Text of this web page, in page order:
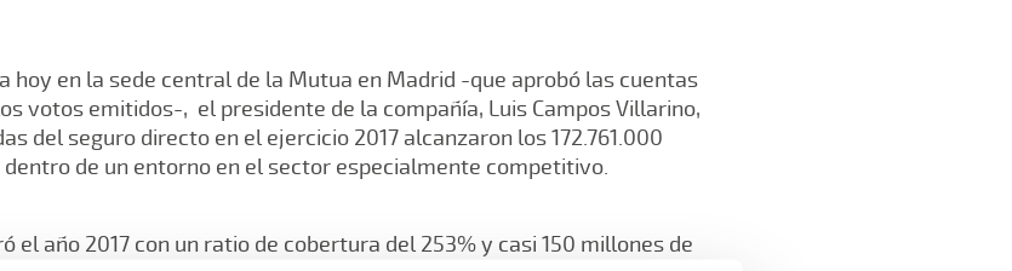
hoy en la sede central de la Mutua en Madrid -que aprobó las cuentas
votos emitidos-, el presidente de la compañía, Luis Campos Villarino,
del seguro directo en el ejercicio 2017 alcanzaron los 172.761.000
dentro de un entorno en el sector especialmente competitivo.
el año 2017 con un ratio de cobertura del 253% y casi 150 millones de